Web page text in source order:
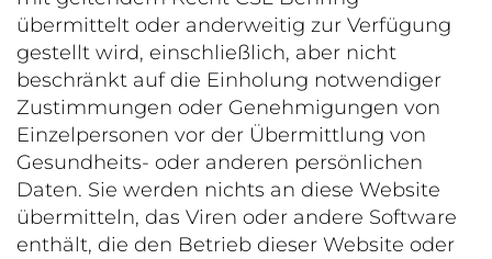
übermittelt oder anderweitig zur Verfügung
gestellt wird, einschließlich, aber nicht
beschränkt auf die Einholung notwendiger
Zustimmungen oder Genehmigungen von
Einzelpersonen vor der Übermittlung von
Gesundheits- oder anderen persönlichen
Daten. Sie werden nichts an diese Website
übermitteln, das Viren oder andere Software
enthält, die den Betrieb dieser Website oder